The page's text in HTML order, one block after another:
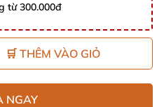
từ 300.000đ
🛒 THÊM VÀO GIỎ
NGAY